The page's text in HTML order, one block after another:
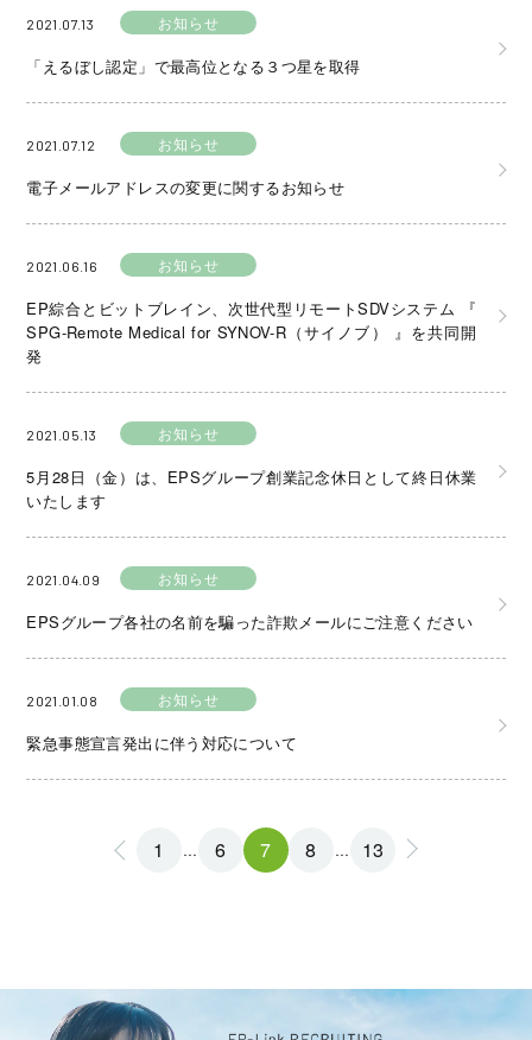
2021.07.13 お知らせ
「えるぼし認定」で最高位となる３つ星を取得
2021.07.12 お知らせ
電子メールアドレスの変更に関するお知らせ
2021.06.16 お知らせ
EP綜合とビットブレイン、次世代型リモートSDVシステム 『
SPG-Remote Medical for SYNOV-R（サイノブ） 』を共同開
発
2021.05.13 お知らせ
5月28日（金）は、EPSグループ創業記念休日として終日休業
いたします
2021.04.09 お知らせ
EPSグループ各社の名前を騙った詐欺メールにご注意ください
2021.01.08 お知らせ
緊急事態宣言発出に伴う対応について
1 … 6 7 8 … 13